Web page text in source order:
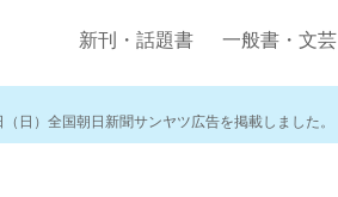
新刊・話題書 一般書・文芸
日）全国朝日新聞サンヤツ広告を掲載しました。